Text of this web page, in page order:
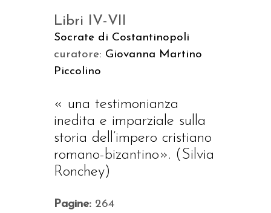
Libri IV-VII
Socrate di Costantinopoli
curatore: Giovanna Martino
Piccolino
« una testimonianza
inedita e imparziale sulla
storia dell’impero cristiano
romano-bizantino». (Silvia
Ronchey)
Pagine: 264